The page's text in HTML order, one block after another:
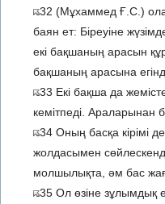
32 (Мұхаммед Ғ.С.)
баян ет: Біреуіне
екі бақшаның арасын
бақшаның арасына
33 Екі бақша да
кемітпеді. Араларынан
34 Оның басқа кірімі
жолдасымен
молшылықта, әм бас
35 Ол өзіне зұлымдық